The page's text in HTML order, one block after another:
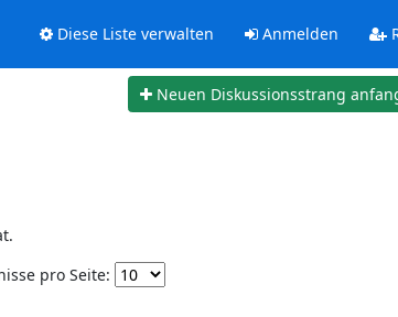
Diese Liste verwalten Anmelden
Neuen Diskussionsstrang
pro Seite: